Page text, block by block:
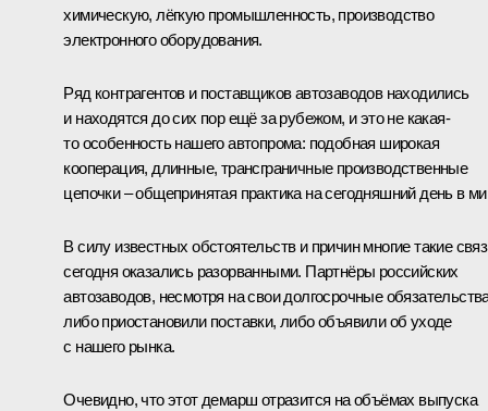
химическую, лёгкую промышленность, производство
электронного оборудования.
Ряд контрагентов и поставщиков автозаводов находились
и находятся до сих пор ещё за рубежом, и это не какая-
то особенность нашего автопрома: подобная широкая
кооперация, длинные, трансграничные производственные
цепочки – общепринятая практика на сегодняшний день в
В силу известных обстоятельств и причин многие такие
сегодня оказались разорванными. Партнёры российских
автозаводов, несмотря на свои долгосрочные
либо приостановили поставки, либо объявили об уходе
с нашего рынка.
Очевидно, что этот демарш отразится на объёмах выпуска